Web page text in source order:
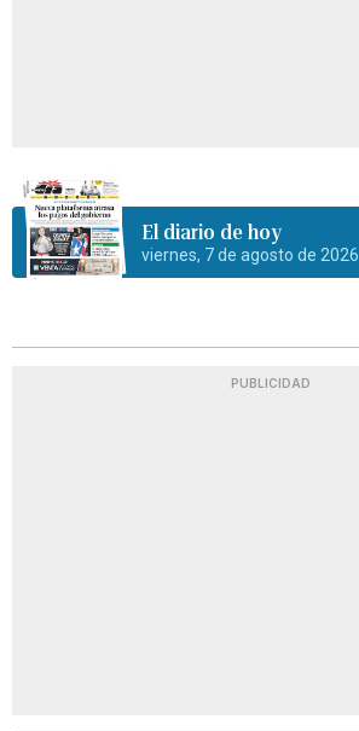
El diario de hoy
viernes, 7 de agosto de 2026
PUBLICIDAD